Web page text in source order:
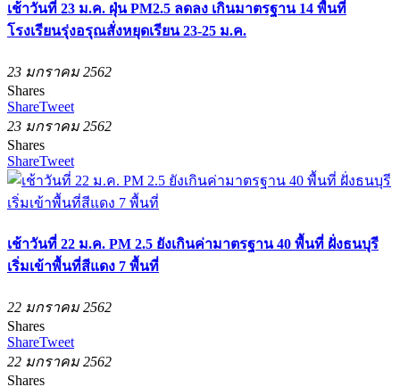
เช้าวันที่ 23 ม.ค. ฝุ่น PM2.5 ลดลง เกินมาตรฐาน 14 พื้นที่
โรงเรียนรุ่งอรุณสั่งหยุดเรียน 23-25 ม.ค.
23 มกราคม 2562
Shares
ShareTweet
23 มกราคม 2562
Shares
ShareTweet
เช้าวันที่ 22 ม.ค. PM 2.5 ยังเกินค่ามาตรฐาน 40 พื้นที่ ฝั่งธนบุรี
เริ่มเข้าพื้นที่สีแดง 7 พื้นที่
22 มกราคม 2562
Shares
ShareTweet
22 มกราคม 2562
Shares